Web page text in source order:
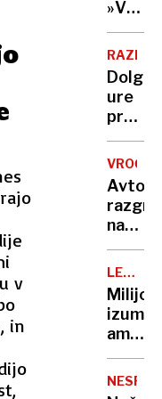
v
in
Evropi
še ni
Nato,
tarče
»V
eni
roki
nosiš
žalost,
v
drugi
Dolge
ure
pred
To je
ena
navad
za
vaše
Avto,
na
soncu?
S
tem
15-
trikom
ga
boste
KUHARJI
ko je
zavpil